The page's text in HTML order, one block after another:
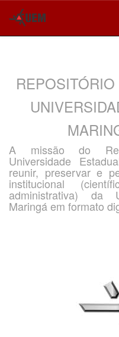
A missão do
Universidade
reunir, preservar e
institucional
administrativa) da
Maringá em formato